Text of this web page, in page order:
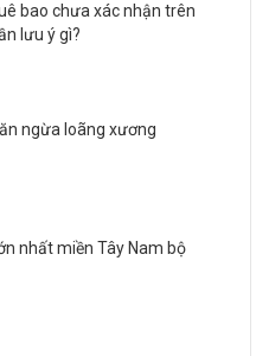
bao chưa xác nhận trên
lưu ý gì?
ngừa loãng xương
nhất miền Tây Nam bộ